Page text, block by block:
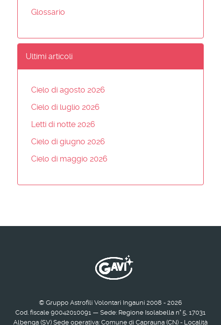
Glossario
Ultimi articoli
Cielo di agosto 2026
Cielo di luglio 2026
Letti di notte 2026
Cielo di giugno 2026
Cielo di maggio 2026
© Gruppo Astrofili Volontari Ingauni 2008 - 2026
Cod. fiscale 90042010091 — Sede: Regione Isolabella n° 5, 17031
Albenga (SV) Sede operativa: Comune di Caprauna (CN) - Località